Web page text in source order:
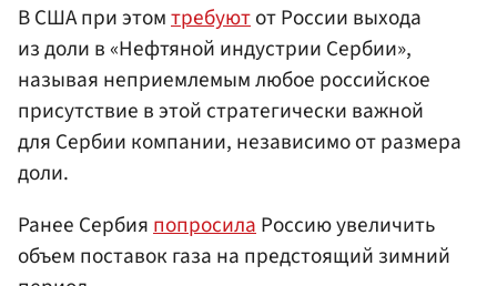
В США при этомтребуютот России выхода
из доли в «Нефтяной индустрии Сербии»,
называя неприемлемым любое российское
присутствие в этой стратегически важной
для Сербии компании, независимо от размера
доли.
Ранее СербияпопросилаРоссию увеличить
объем поставок газа на предстоящий зимний